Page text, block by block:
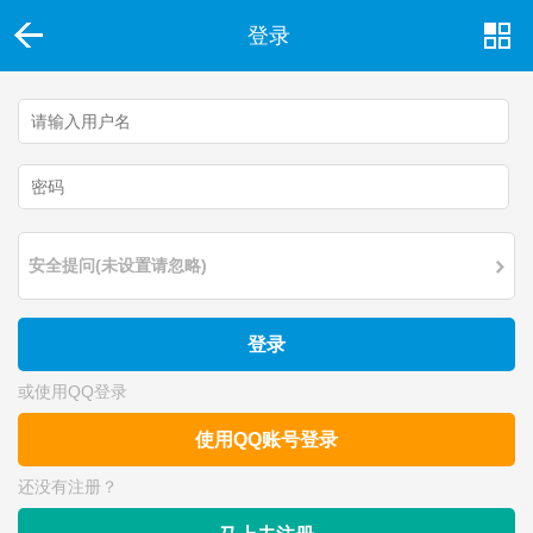
登录
安全提问(未设置请忽略)
登录
或使用QQ登录
使用QQ账号登录
还没有注册？